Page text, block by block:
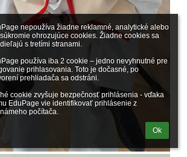
nepoužíva žiadne reklamné, analytické alebo
ohrozujúce cookies. Žiadne cookies sa
s tretími stranami.
používa iba 2 cookie – jedno nevyhnutné pre
prihlasovania. Toto je dočasné, po
prehliadača sa odstráni.
cookie zvyšuje bezpečnosť prihlásenia - vďaka
EduPage vie identifikovať prihlásenie z
počítača.
Ok